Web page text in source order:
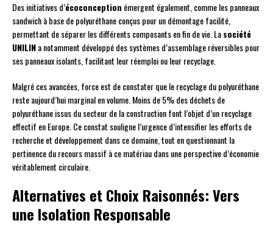
Des initiatives d’écoconception émergent également, comme les panneaux
sandwich à base de polyuréthane conçus pour un démontage facilité,
permettant de séparer les différents composants en fin de vie. Lasociété
UNILINa notamment développé des systèmes d’assemblage réversibles pour
ses panneaux isolants, facilitant leur réemploi ou leur recyclage.
Malgré ces avancées, force est de constater que le recyclage du polyuréthane
reste aujourd’hui marginal en volume. Moins de 5% des déchets de
polyuréthane issus du secteur de la construction font l’objet d’un recyclage
effectif en Europe. Ce constat souligne l’urgence d’intensifier les efforts de
recherche et développement dans ce domaine, tout en questionnant la
pertinence du recours massif à ce matériau dans une perspective d’économie
véritablement circulaire.
Alternatives et Choix Raisonnés: Vers
une Isolation Responsable